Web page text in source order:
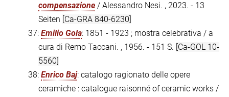
compensazione / Alessandro Nesi. , 2023. - 13
Seiten [Ca-GRA 840-6230]
37: Emilio Gola: 1851 - 1923 ; mostra celebrativa / a
cura di Remo Taccani. , 1956. - 151 S. [Ca-GOL 10-
5560]
38: Enrico Baj: catalogo ragionato delle opere
ceramiche : catalogue raisonné of ceramic works /